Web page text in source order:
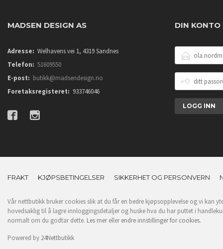
MADSEN DESIGN AS
Adresse: Welhavens vei 1, 4319 Sandnes
Telefon: 51609550
E-post: butikk@madsendesign.no
Foretaksregisteret: 933746046
DIN KONTO
POSTADRESSE
PASSORD
FRAKT KJØPSBETINGELSER SIKKERHET OG PERSONVERN
Vår nettbutikk bruker cookies slik at du får en bedre kjøpsopplevelse og vi kan
hovedsaklig til å lagre innloggingsdetaljer og huske hva du har puttet i
normalt om du godtar dette. Les merellerendre innstillinger for cookies.
Powered by 24Nettbutikk